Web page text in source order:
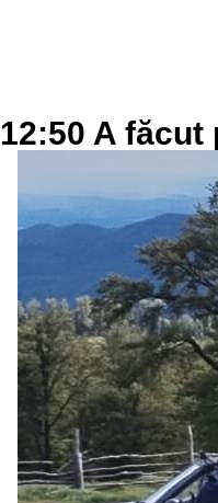
12:50 A făcut